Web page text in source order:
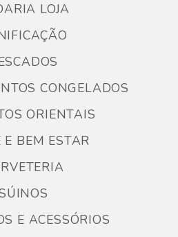
LOJA
CONGELADOS
ORIENTAIS
E BEM ESTAR
E ACESSÓRIOS